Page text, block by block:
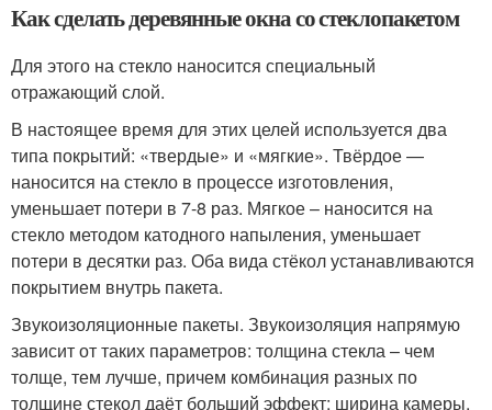
Как сделать деревянные окна со стеклопакетом
Для этого на стекло наносится специальный
отражающий слой.
В настоящее время для этих целей используется два
типа покрытий: «твердые» и «мягкие». Твёрдое —
наносится на стекло в процессе изготовления,
уменьшает потери в 7-8 раз. Мягкое – наносится на
стекло методом катодного напыления, уменьшает
потери в десятки раз. Оба вида стёкол устанавливаются
покрытием внутрь пакета.
Звукоизоляционные пакеты. Звукоизоляция напрямую
зависит от таких параметров: толщина стекла – чем
толще, тем лучше, причем комбинация разных по
толщине стекол даёт больший эффект; ширина камеры,